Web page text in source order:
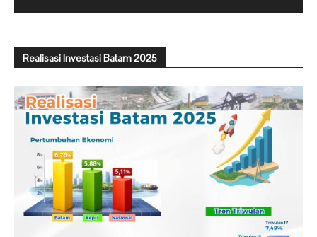
Realisasi Investasi Batam 2025